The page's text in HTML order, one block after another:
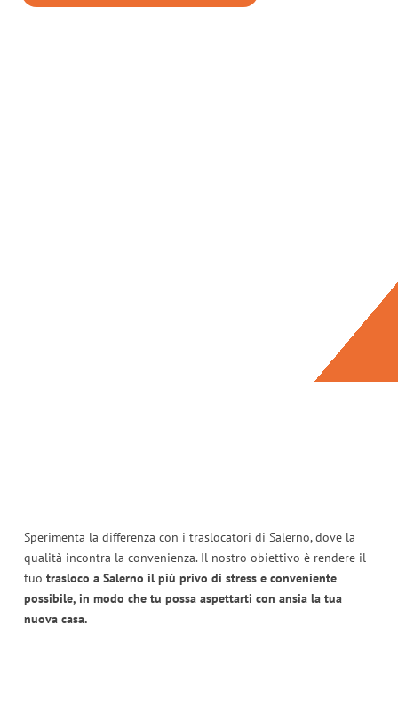
Sperimenta la differenza con i traslocatori di Salerno, dove la
qualità incontra la convenienza. Il nostro obiettivo è rendere il
tuo trasloco a Salerno il più privo di stress e conveniente
possibile, in modo che tu possa aspettarti con ansia la tua
nuova casa.